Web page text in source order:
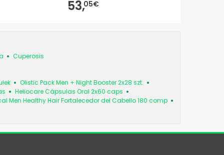
53,05€
Cuperosis
Olistic Pack Men + Night Booster 2x28 szt.
Heliocare Cápsulas Oral 2x60 caps
Men Healthy Hair Fortalecedor del Cabello 180 comp